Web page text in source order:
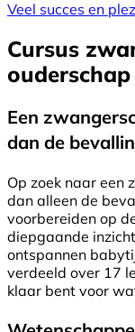
Veel succes en
Cursus
ouderschap
Een
dan de
Op zoek naar een
dan alleen de
voorbereiden op
diepgaande
ontspannen
verdeeld over 17
klaar bent voor